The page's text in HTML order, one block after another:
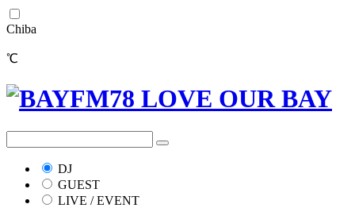
Chiba
℃
DJ
GUEST
LIVE / EVENT